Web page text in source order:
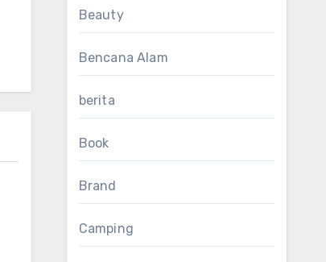
Beauty
Bencana Alam
berita
Book
Brand
Camping